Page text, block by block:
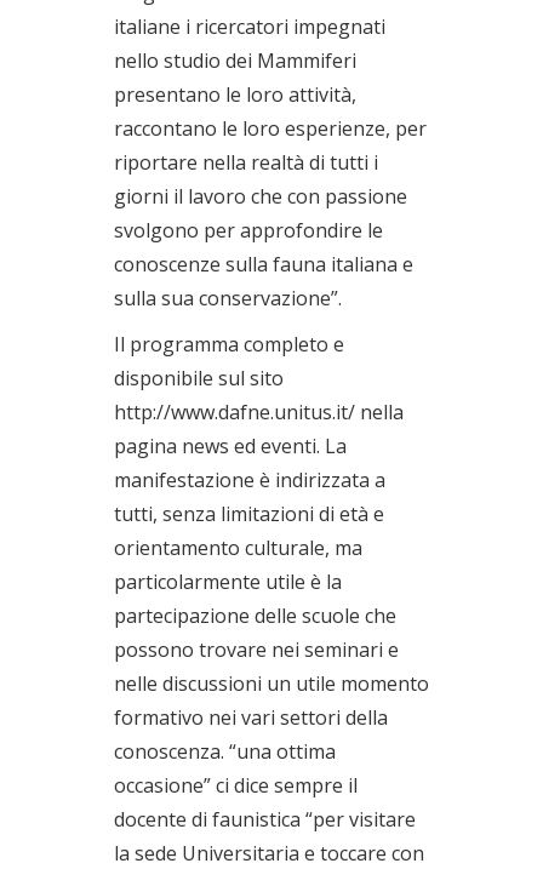
italiane i ricercatori impegnati
nello studio dei Mammiferi
presentano le loro attività,
raccontano le loro esperienze, per
riportare nella realtà di tutti i
giorni il lavoro che con passione
svolgono per approfondire le
conoscenze sulla fauna italiana e
sulla sua conservazione”.
Il programma completo e
disponibile sul sito
http://www.dafne.unitus.it/ nella
pagina news ed eventi. La
manifestazione è indirizzata a
tutti, senza limitazioni di età e
orientamento culturale, ma
particolarmente utile è la
partecipazione delle scuole che
possono trovare nei seminari e
nelle discussioni un utile momento
formativo nei vari settori della
conoscenza. “una ottima
occasione” ci dice sempre il
docente di faunistica “per visitare
la sede Universitaria e toccare con